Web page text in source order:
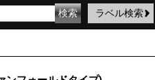
ラベル検索